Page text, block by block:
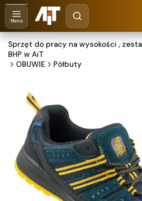
Otwórz
Szukaj
Sprzęt do pracy na wysokości ,
BHP w AiT
OBUWIE
Półbuty
Menu